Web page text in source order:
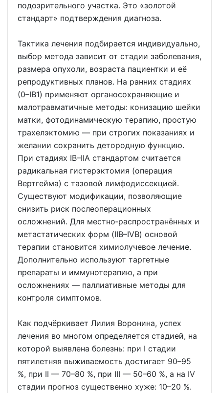
подозрительного участка. Это «золотой
стандарт» подтверждения диагноза.
Тактика лечения подбирается индивидуально,
выбор метода зависит от стадии заболевания,
размера опухоли, возраста пациентки и её
репродуктивных планов. На ранних стадиях
(0–IB1) применяют органосохраняющие и
малотравматичные методы: конизацию шейки
матки, фотодинамическую терапию, простую
трахелэктомию — при строгих показаниях и
желании сохранить детородную функцию.
При стадиях IB–IIA стандартом считается
радикальная гистерэктомия (операция
Вертгейма) с тазовой лимфодиссекцией.
Существуют модификации, позволяющие
снизить риск послеоперационных
осложнений. Для местно‑распространённых и
метастатических форм (IIB–IVB) основой
терапии становится химиолучевое лечение.
Дополнительно используют таргетные
препараты и иммунотерапию, а при
осложнениях — паллиативные методы для
контроля симптомов.
Как подчёркивает Лилия Воронина, успех
лечения во многом определяется стадией, на
которой выявлена болезнь: при I стадии
пятилетняя выживаемость достигает 90–95
%, при II — 70–80 %, при III — 50–60 %, а на IV
стадии прогноз существенно хуже: 10–20 %.